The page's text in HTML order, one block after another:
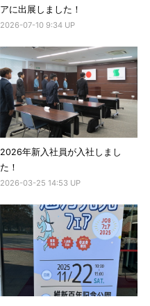
アに出展しました！
2026-07-10 9:34 UP
2026年新入社員が入社しまし
た！
2026-03-25 14:53 UP